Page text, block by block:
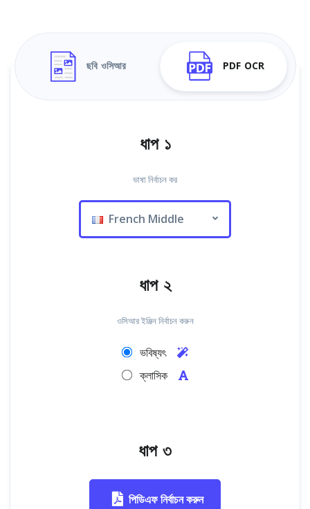
ছবি ওসিআর PDF OCR
ধাপ ১
ভাষা নির্বাচন কর
French Middle
ধাপ ২
ওসিআর ইঞ্জিন নির্বাচন করুন
ভবিষ্যৎ
ক্লাসিক
ধাপ ৩
পিডিএফ নির্বাচন করুন